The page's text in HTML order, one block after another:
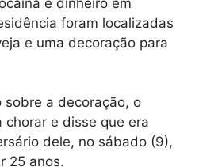
foram localizadas
e uma decoração para
sobre a decoração, o
e disse que era
dele, no sábado (9),
25 anos.